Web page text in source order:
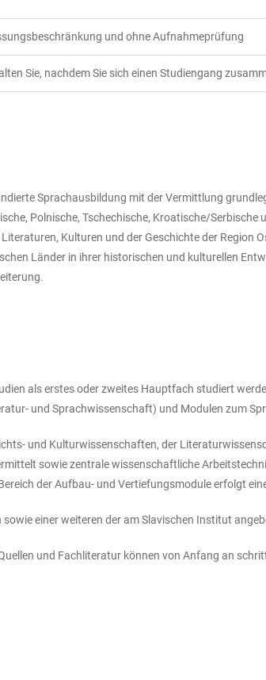
und ohne Aufnahmeprüfung
Sie, nachdem Sie sich einen Studiengang
Sprachausbildung mit der Vermittlung
Polnische, Tschechische, Kroatische/
Kulturen und der Geschichte der Region
Länder in ihrer historischen und kulturellen
als erstes oder zweites Hauptfach studiert
und Sprachwissenschaft) und Modulen zum
und Kulturwissenschaften, der
sowie zentrale wissenschaftliche
der Aufbau- und Vertiefungsmodule erfolgt
einer weiteren der am Slavischen Institut
und Fachliteratur können von Anfang an